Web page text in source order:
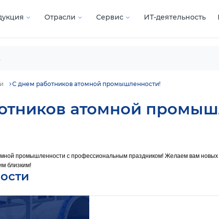
Отрасли Сервис ИТ-деятельность
С днем работников атомной промышленности!
атомной
промышленности с профессиональным праздником! Желаем вам
близким!
Подробнее